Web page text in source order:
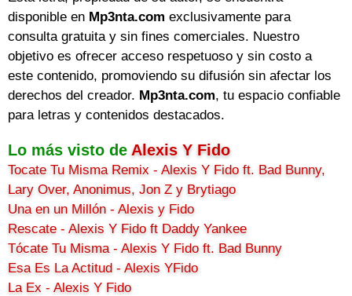
disponible en Mp3nta.com exclusivamente para
consulta gratuita y sin fines comerciales. Nuestro
objetivo es ofrecer acceso respetuoso y sin costo a
este contenido, promoviendo su difusión sin afectar los
derechos del creador. Mp3nta.com, tu espacio confiable
para letras y contenidos destacados.
Lo más visto de Alexis Y Fido
Tocate Tu Misma Remix - Alexis Y Fido ft. Bad Bunny,
Lary Over, Anonimus, Jon Z y Brytiago
Una en un Millón - Alexis y Fido
Rescate - Alexis Y Fido ft Daddy Yankee
Tócate Tu Misma - Alexis Y Fido ft. Bad Bunny
Esa Es La Actitud - Alexis YFido
La Ex - Alexis Y Fido